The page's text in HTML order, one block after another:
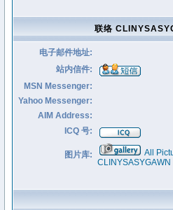
联络
电子邮件地址:
站内信件:
MSN Messenger:
Yahoo Messenger:
AIM Address:
ICQ 号:
图片库:
All
CLINYSASYGAWN